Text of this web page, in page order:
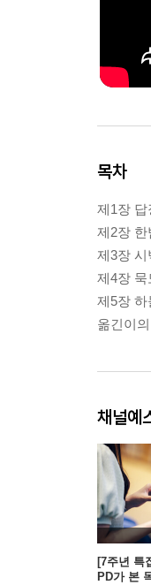
목차
제1장 답
제2장 한
제3장 시
제4장 묵
제5장 하
옮긴이
채널예
[7주년 특
PD가 본